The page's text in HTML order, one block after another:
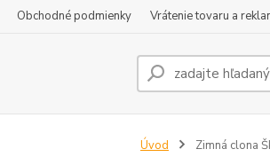
Obchodné podmienky Vrátenie tovaru a
Úvod Zimná clona